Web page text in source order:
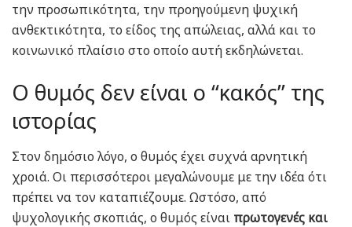
την προσωπικότητα, την προηγούμενη ψυχική
ανθεκτικότητα, το είδος της απώλειας, αλλά και το
κοινωνικό πλαίσιο στο οποίο αυτή εκδηλώνεται.
Ο θυμός δεν είναι ο “κακός” της
ιστορίας
Στον δημόσιο λόγο, ο θυμός έχει συχνά αρνητική
χροιά. Οι περισσότεροι μεγαλώνουμε με την ιδέα ότι
πρέπει να τον καταπιέζουμε. Ωστόσο, από
ψυχολογικής σκοπιάς, ο θυμός είναι πρωτογενές και